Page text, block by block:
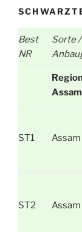
Best
NR
Sorte /
ST1
ST2